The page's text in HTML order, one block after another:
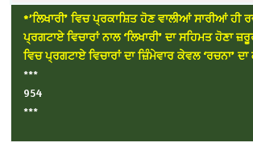
*’ਲਿਖਾਰੀ’ ਵਿਚ ਪ੍ਰਕਾਸ਼ਿਤ ਹੋਣ ਵਾਲੀਆਂ ਸਾਰੀਆਂ ਹੀ
ਪ੍ਰਗਟਾਏ ਵਿਚਾਰਾਂ ਨਾਲ ‘ਲਿਖਾਰੀ’ ਦਾ ਸਹਿਮਤ ਹੋਣਾ
ਵਿਚ ਪ੍ਰਗਟਾਏ ਵਿਚਾਰਾਂ ਦਾ ਜ਼ਿੰਮੇਵਾਰ ਕੇਵਲ ‘ਰਚਨਾ’
***
954
***